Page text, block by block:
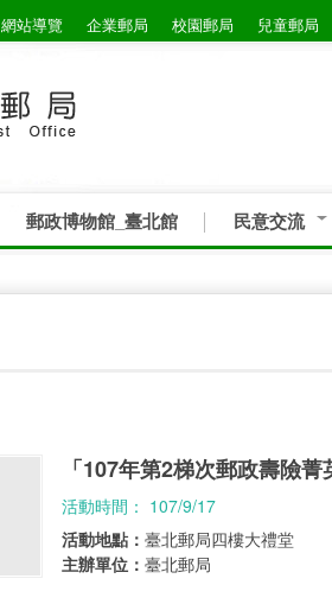
網站導覽 企業郵局 校園郵局 兒童郵局
郵政博物館_臺北館 民意交流
「107年第2梯次郵政壽險
活動時間： 107/9/17
活動地點： 臺北郵局四樓大禮堂
主辦單位： 臺北郵局